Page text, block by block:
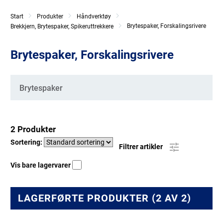
Start Produkter
Håndverktøy
Brekkjern, Brytespaker, Spikeruttrekkere
Brytespaker, Forskalingsrivere
Brytespaker, Forskalingsrivere
Kategorier
Brytespaker
2 Produkter
Sortering:
Filtrer artikler
Vis bare lagervarer
LAGERFØRTE PRODUKTER (2 AV 2)